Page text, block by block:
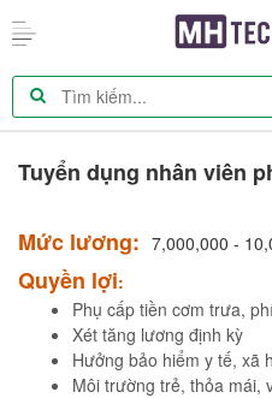
Tuyển dụng nhân viên
Mức lương: 7,000,000 -
Quyền lợi:
Phụ cấp tiền cơm trưa,
Xét tăng lương định kỳ
Hưởng bảo hiểm y tế, xã
Môi trường trẻ, thỏa mái,